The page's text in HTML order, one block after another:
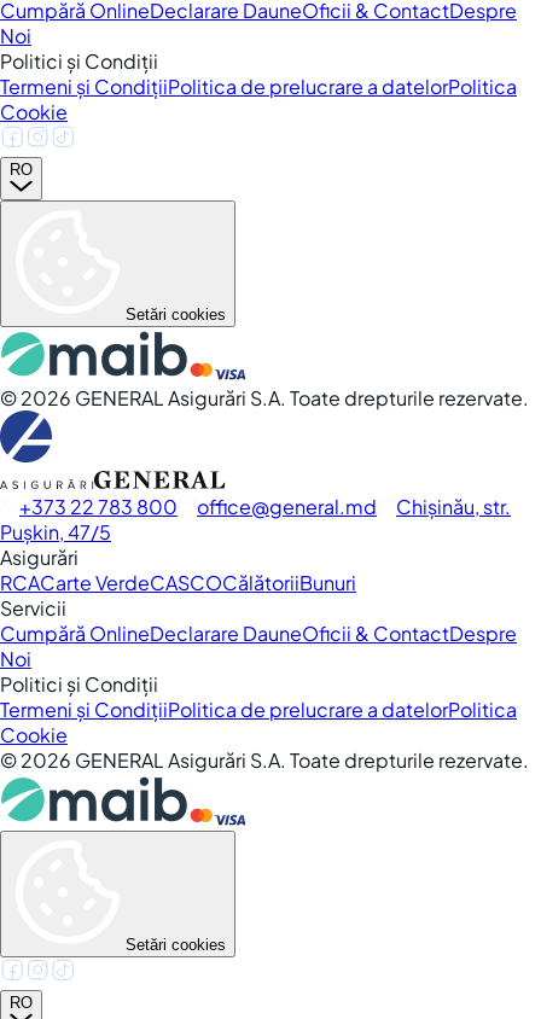
Cumpără OnlineDeclarare DauneOficii & ContactDespre
Noi
Politici și Condiții
Termeni și CondițiiPolitica de prelucrare a datelorPolitica
Cookie
RO
Setări cookies
©2026 GENERAL Asigurări S.A. Toate drepturile rezervate.
+373 22 783 800 office general.md
Chișinău, str.
Pușkin, 47/5
Asigurări
RCACarte VerdeCASCOCălătoriiBunuri
Servicii
Cumpără OnlineDeclarare DauneOficii & ContactDespre
Noi
Politici și Condiții
Termeni și CondițiiPolitica de prelucrare a datelorPolitica
Cookie
©2026 GENERAL Asigurări S.A. Toate drepturile rezervate.
Setări cookies
RO